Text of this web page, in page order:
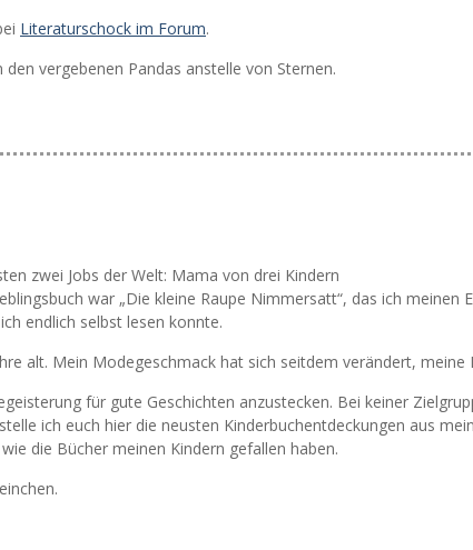
Literaturschock im Forum.
vergebenen Pandas anstelle von Sternen.
zwei Jobs der Welt: Mama von drei Kindern
war „Die kleine Raupe Nimmersatt“, das ich meinen
endlich selbst lesen konnte.
alt. Mein Modegeschmack hat sich seitdem verändert, meine
für gute Geschichten anzustecken. Bei keiner
ich euch hier die neusten Kinderbuchentdeckungen aus
die Bücher meinen Kindern gefallen haben.